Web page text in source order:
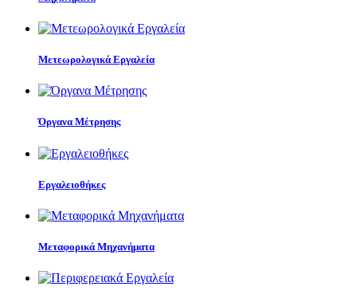
Μετεωρολογικά Εργαλεία
Όργανα Μέτρησης
Εργαλειοθήκες
Μεταφορικά Μηχανήματα